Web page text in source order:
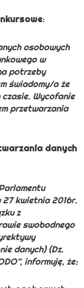
:
osobowych
w
potrzeby
świadomy/a że
Wycofanie
przetwarzania
danych
27 kwietnia 2016r.
z
swobodnego
danych) (Dz.
informuję, że: